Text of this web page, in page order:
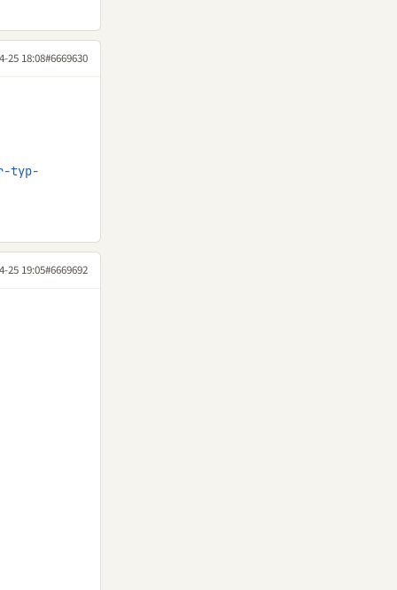
25 18:08#6669630
typ-
25 19:05#6669692